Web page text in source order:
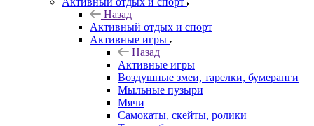
Назад
Активный отдых и спорт
Активные игры
Назад
Активные игры
Воздушные змеи, тарелки, бумеранги
Мыльные пузыри
Мячи
Самокаты, скейты, ролики